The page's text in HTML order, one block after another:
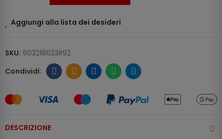
Aggiungi alla lista dei desideri
SKU: 603218623R92
DESCRIZIONE